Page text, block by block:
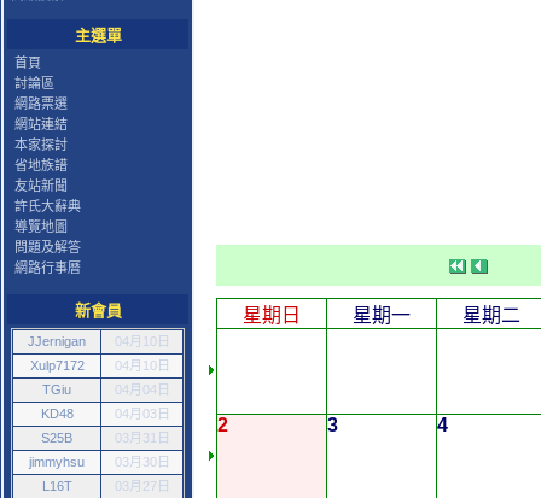
主選單
首頁
討論區
網路票選
網站連結
本家探討
省地族譜
友站新聞
許氏大辭典
導覽地圖
問題及解答
網路行事曆
新會員
JJernigan
04月10日
Xulp7172
04月10日
TGiu
04月04日
KD48
04月03日
S25B
03月31日
jimmyhsu
03月30日
L16T
03月27日
星期日 星期一 星期二
2 3 4